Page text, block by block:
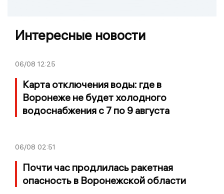
Интересные новости
06/08 12:25
Карта отключения воды: где в
Воронеже не будет холодного
водоснабжения с 7 по 9 августа
06/08 02:51
Почти час продлилась ракетная
опасность в Воронежской области